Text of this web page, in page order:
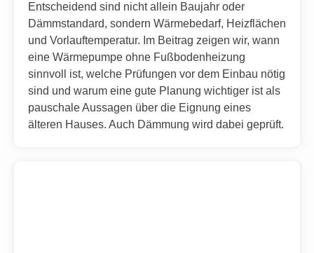
Entscheidend sind nicht allein Baujahr oder
Dämmstandard, sondern Wärmebedarf, Heizflächen
und Vorlauftemperatur. Im Beitrag zeigen wir, wann
eine Wärmepumpe ohne Fußbodenheizung
sinnvoll ist, welche Prüfungen vor dem Einbau nötig
sind und warum eine gute Planung wichtiger ist als
pauschale Aussagen über die Eignung eines
älteren Hauses. Auch Dämmung wird dabei geprüft.